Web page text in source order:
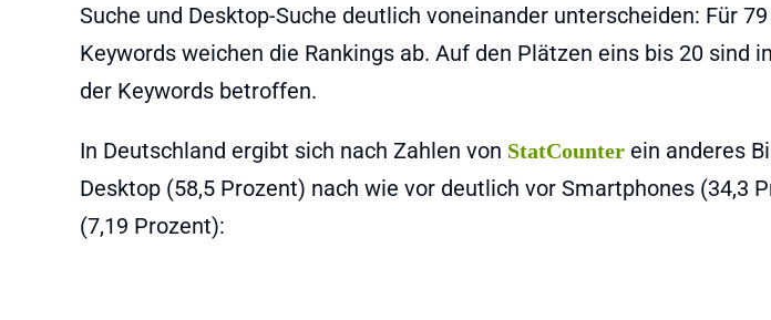
Suche und Desktop-Suche deutlich voneinander unterscheiden: Für
Keywords weichen die Rankings ab. Auf den Plätzen eins bis 20 sind
der Keywords betroffen.
In Deutschland ergibt sich nach Zahlen von StatCounter ein anderes
Desktop (58,5 Prozent) nach wie vor deutlich vor Smartphones (34,3
(7,19 Prozent):